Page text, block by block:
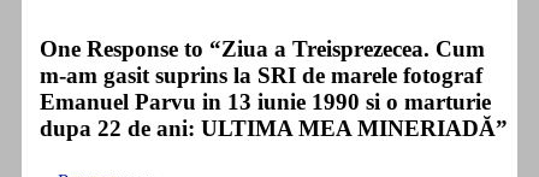
One Response to “Ziua a Treisprezecea. Cum
m-am gasit suprins la SRI de marele fotograf
Emanuel Parvu in 13 iunie 1990 si o marturie
dupa 22 de ani: ULTIMA MEA MINERIADĂ”